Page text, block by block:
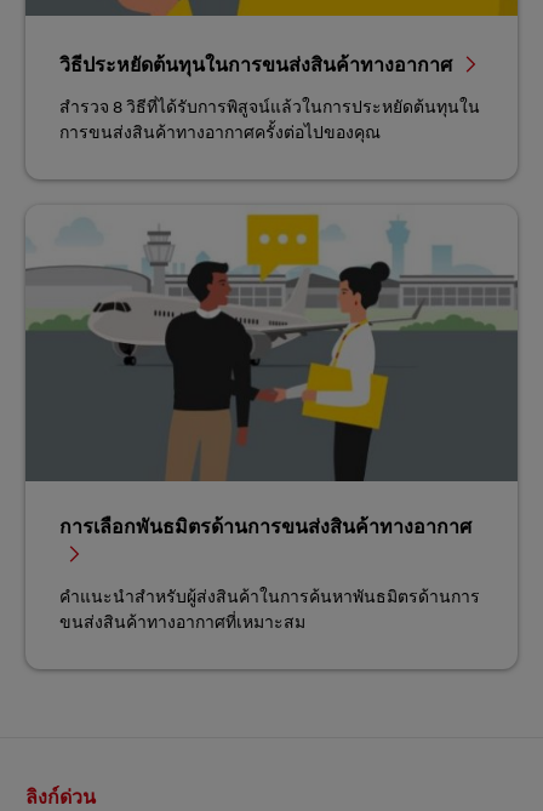
วิธีประหยัดต้นทุนในการขนส่งสินค้าทางอากาศ
สำรวจ 8 วิธีที่ได้รับการพิสูจน์แล้วในการประหยัดต้นทุนใน
การขนส่งสินค้าทางอากาศครั้งต่อไปของคุณ
การเลือกพันธมิตรด้านการขนส่งสินค้าทางอากาศ
คำแนะนำสำหรับผู้ส่งสินค้าในการค้นหาพันธมิตรด้านการ
ขนส่งสินค้าทางอากาศที่เหมาะสม
ท้าย
ลิงก์ด่วน